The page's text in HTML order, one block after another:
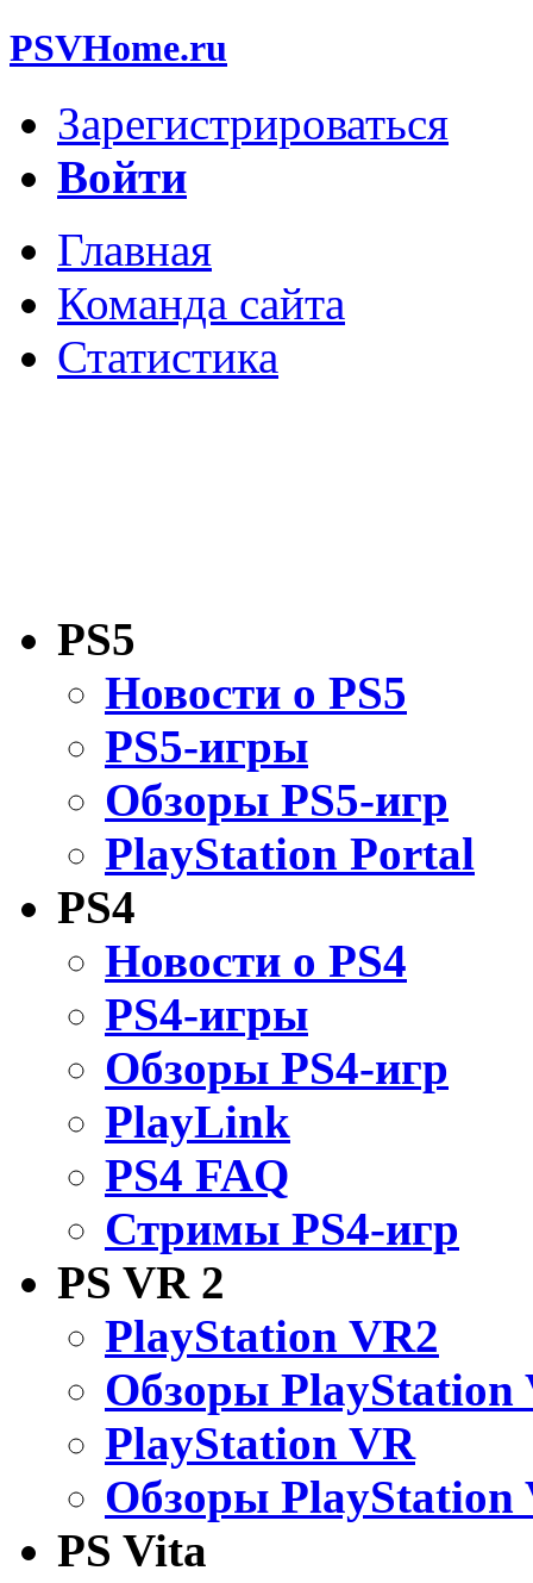
PSVHome.ru
Зарегистрироваться
Войти
Главная
Команда сайта
Статистика
PS5
Новости о PS5
PS5-игры
Обзоры PS5-игр
PlayStation Portal
PS4
Новости о PS4
PS4-игры
Обзоры PS4-игр
PlayLink
PS4 FAQ
Стримы PS4-игр
PS VR 2
PlayStation VR2
Обзоры PlayStation
PlayStation VR
Обзоры PlayStation
PS Vita